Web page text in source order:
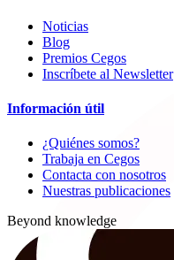
Noticias
Blog
Premios Cegos
Inscríbete al Newsletter
Información útil
¿Quiénes somos?
Trabaja en Cegos
Contacta con nosotros
Nuestras publicaciones
Beyond knowledge